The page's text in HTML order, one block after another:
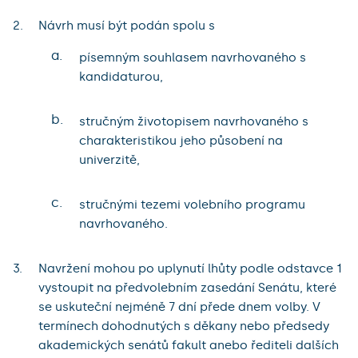
Návrh musí být podán spolu s
a.
písemným souhlasem navrhovaného s
kandidaturou,
b.
stručným životopisem navrhovaného s
charakteristikou jeho působení na
univerzitě,
c.
stručnými tezemi volebního programu
navrhovaného.
Navržení mohou po uplynutí lhůty podle odstavce 1
vystoupit na předvolebním zasedání Senátu, které
se uskuteční nejméně 7 dní přede dnem volby. V
termínech dohodnutých s děkany nebo předsedy
akademických senátů fakult anebo řediteli dalších